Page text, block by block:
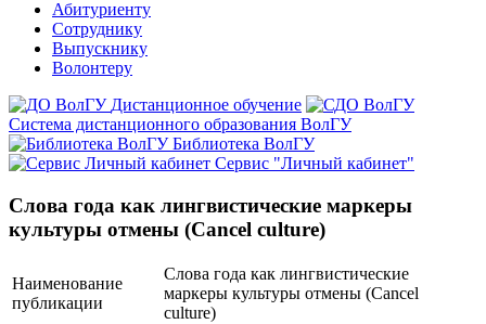
Абитуриенту
Сотруднику
Выпускнику
Волонтеру
Дистанционное обучение
Система дистанционного образования ВолГУ
Библиотека ВолГУ
Сервис "Личный кабинет"
Слова года как лингвистические маркеры
культуры отмены (Cancel culture)
Наименование
публикации
Слова года как лингвистические
маркеры культуры отмены (Cancel
culture)